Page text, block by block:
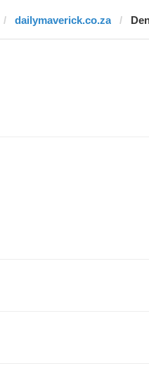
dailymaverick.co.za